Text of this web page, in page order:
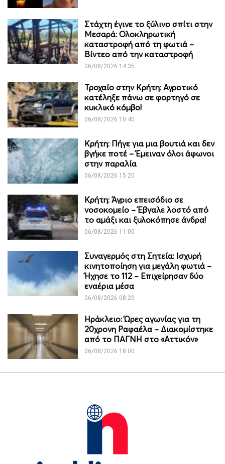
Στάχτη έγινε το ξύλινο σπίτι στην
Μεσαρά: Ολοκληρωτική
καταστροφή από τη φωτιά –
Βίντεο από την καταστροφή
06/08/2026 14:35
Τροχαίο στην Κρήτη: Αγροτικό
κατέληξε πάνω σε φορτηγό σε
κυκλικό κόμβο!
06/08/2026 10:40
Κρήτη: Πήγε για μια βουτιά και δεν
βγήκε ποτέ – Έμειναν όλοι άφωνοι
στην παραλία
06/08/2026 15:20
Κρήτη: Άγριο επεισόδιο σε
νοσοκομείο – Έβγαλε λοστό από
το αμάξι και ξυλοκόπησε άνδρα!
06/08/2026 11:00
Συναγερμός στη Σητεία: Ισχυρή
κινητοποίηση για μεγάλη φωτιά –
Ήχησε το 112 – Επιχείρησαν δύο
εναέρια μέσα
06/08/2026 08:20
Ηράκλειο: Ώρες αγωνίας για τη
20χρονη Ραφαέλα – Διακομίστηκε
από το ΠΑΓΝΗ στο «Αττικόν»
06/08/2026 18:00